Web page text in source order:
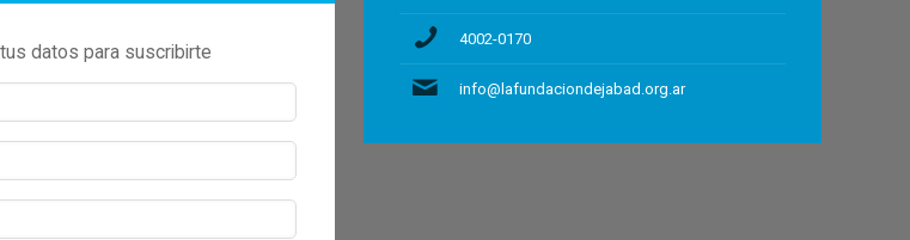
datos para suscribirte
4002-0170
info@lafundaciondejabad.org.ar